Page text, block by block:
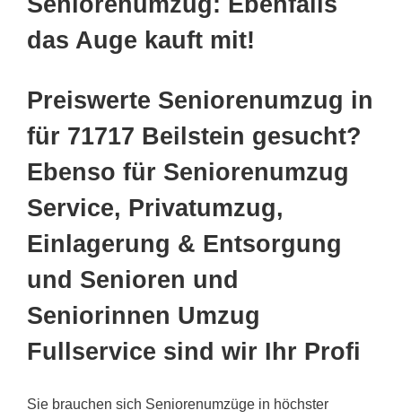
das Auge kauft mit!
Preiswerte Seniorenumzug in
für 71717 Beilstein gesucht?
Ebenso für Seniorenumzug
Service, Privatumzug,
Einlagerung & Entsorgung
und Senioren und
Seniorinnen Umzug
Fullservice sind wir Ihr Profi
Sie brauchen sich Seniorenumzüge in höchster